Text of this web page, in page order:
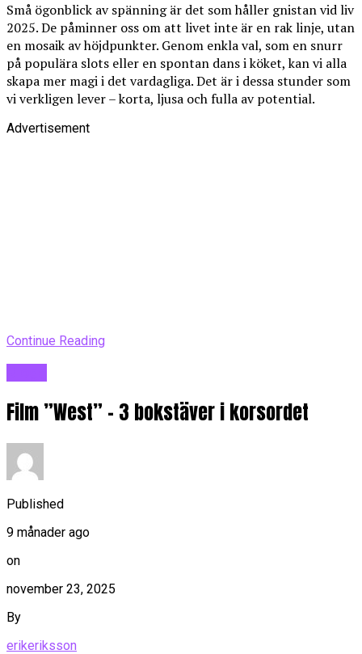
Små ögonblick av spänning är det som håller gnistan vid liv
2025. De påminner oss om att livet inte är en rak linje, utan
en mosaik av höjdpunkter. Genom enkla val, som en snurr
på populära slots eller en spontan dans i köket, kan vi alla
skapa mer magi i det vardagliga. Det är i dessa stunder som
vi verkligen lever – korta, ljusa och fulla av potential.
Advertisement
Continue Reading
Film ”West” – 3 bokstäver i korsordet
Published
9 månader ago
on
november 23, 2025
By
erikeriksson